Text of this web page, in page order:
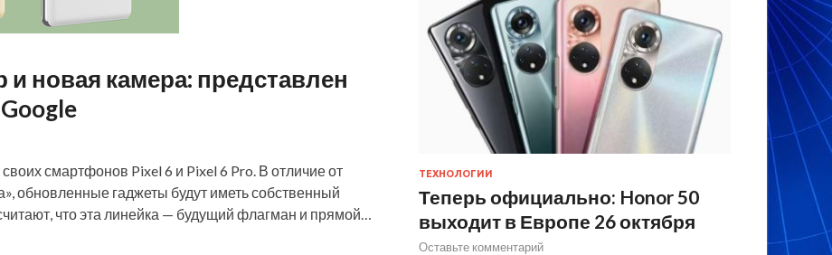
новая камера: представлен
смартфонов Pixel 6 и Pixel 6 Pro. В отличие от
обновленные гаджеты будут иметь собственный
что эта линейка — будущий флагман и прямой…
ТЕХНОЛОГИИ
Теперь официально: Honor 50
выходит в Европе 26 октября
Оставьте комментарий